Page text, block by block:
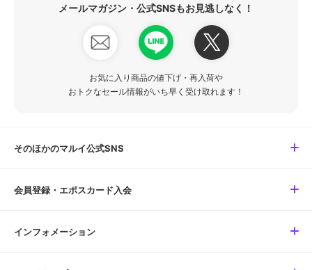
メールマガジン・公式SNSもお見逃しなく！
お気に入り商品の値下げ・再入荷や
おトクなセール情報がいち早く受け取れます！
そのほかのマルイ公式SNS
会員登録・エポスカード入会
インフォメーション